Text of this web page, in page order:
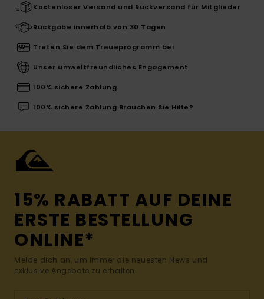
Kostenloser Versand und Rückversand für Mitglieder
Rückgabe innerhalb von 30 Tagen
Treten Sie dem Treueprogramm bei
Unser umweltfreundliches Engagement
100% sichere Zahlung
100% sichere Zahlung Brauchen Sie Hilfe?
15% RABATT AUF DEINE
ERSTE BESTELLUNG
ONLINE*
Melde dich an, um immer die neuesten News und
exklusive Angebote zu erhalten.